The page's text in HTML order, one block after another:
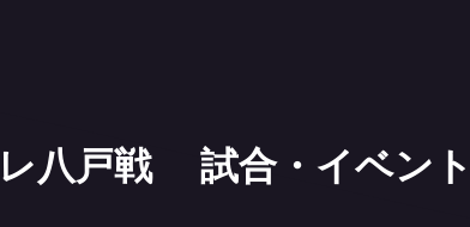
八戸戦 試合・イベン